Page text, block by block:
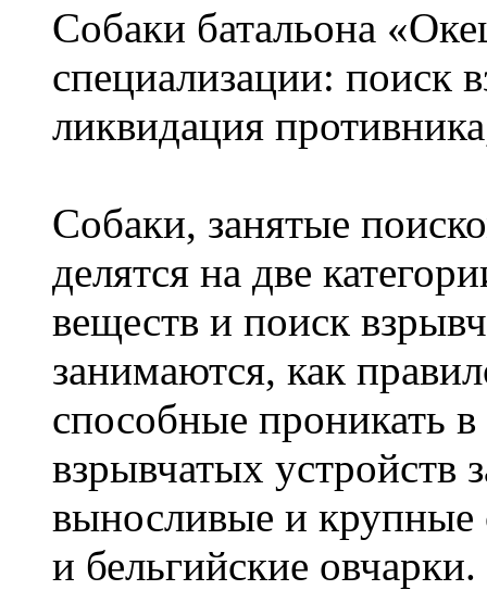
Собаки батальона
специализации: поиск
ликвидация
Собаки, занятые
делятся на две
веществ и поиск
занимаются, как
способные проникать
взрывчатых устройств
выносливые и крупные
и бельгийские овчарки.